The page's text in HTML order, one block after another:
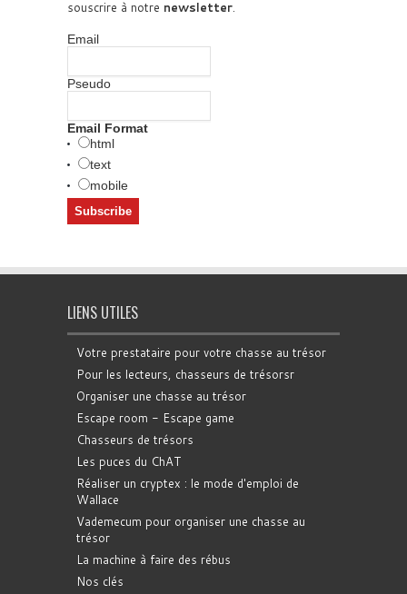
souscrire à notre newsletter.
Email
Pseudo
Email Format
html
text
mobile
LIENS UTILES
Votre prestataire pour votre chasse au trésor
Pour les lecteurs, chasseurs de trésorsr
Organiser une chasse au trésor
Escape room - Escape game
Chasseurs de trésors
Les puces du ChAT
Réaliser un cryptex : le mode d'emploi de
Wallace
Vademecum pour organiser une chasse au
trésor
La machine à faire des rébus
Nos clés